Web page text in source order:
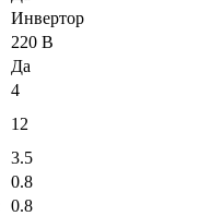
Инвертор
220 В
Да
4
12
3.5
0.8
0.8